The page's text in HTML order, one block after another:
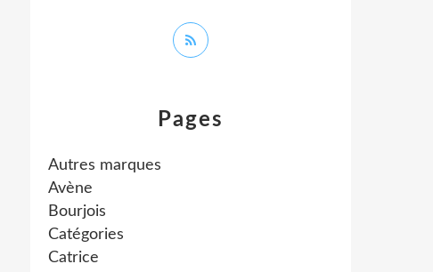
Pages
Autres marques
Avène
Bourjois
Catégories
Catrice